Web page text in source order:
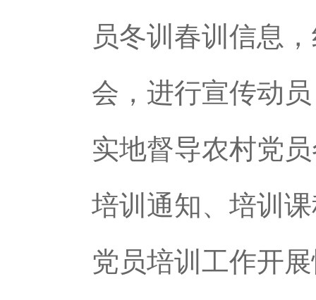
员冬训春训信息
会，进行宣传动
实地督导农村党
培训通知、培训
党员培训工作开